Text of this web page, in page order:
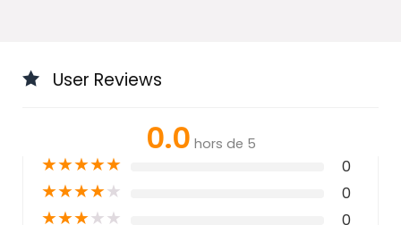
User Reviews
0.0 hors de 5
★★★★★ 0
★★★★★ 0
★★★★★ 0